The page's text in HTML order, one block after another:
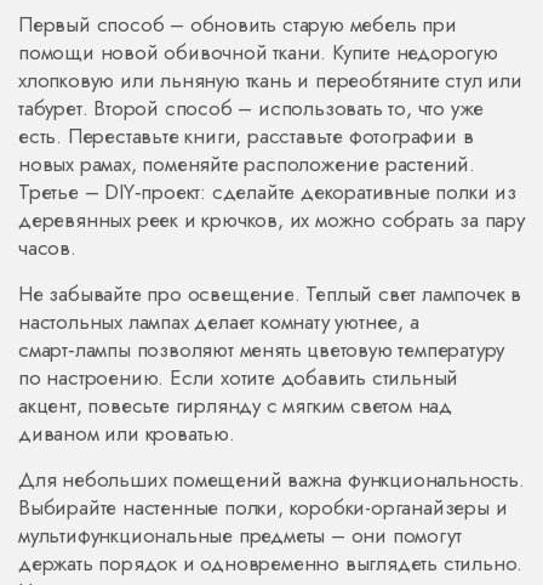
Первый способ – обновить старую мебель при
помощи новой обивочной ткани. Купите недорогую
хлопковую или льняную ткань и переобтяните стул или
табурет. Второй способ – использовать то, что уже
есть. Переставьте книги, расставьте фотографии в
новых рамах, поменяйте расположение растений.
Третье – DIY‑проект: сделайте декоративные полки из
деревянных реек и крючков, их можно собрать за пару
часов.
Не забывайте про освещение. Теплый свет лампочек в
настольных лампах делает комнату уютнее, а
смарт‑лампы позволяют менять цветовую температуру
по настроению. Если хотите добавить стильный
акцент, повесьте гирлянду с мягким светом над
диваном или кроватью.
Для небольших помещений важна функциональность.
Выбирайте настенные полки, коробки-органайзеры и
мультифункциональные предметы – они помогут
держать порядок и одновременно выглядеть стильно.